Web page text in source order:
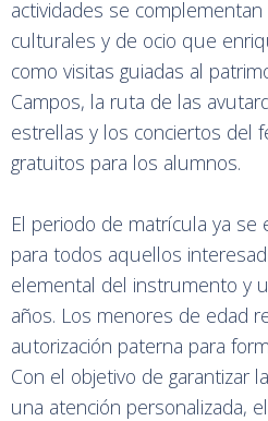
actividades se
culturales y de ocio que
como visitas guiadas al
Campos, la ruta de las
estrellas y los conciertos del
gratuitos para los alumnos.
El periodo de matrícula ya se
para todos aquellos
elemental del instrumento y
años. Los menores de edad
autorización paterna para
Con el objetivo de garantizar
una atención personalizada,